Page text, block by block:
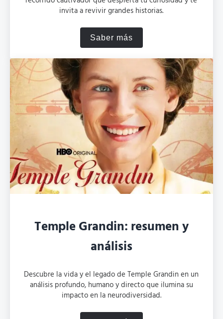
invita a revivir grandes historias.
Saber másLas mejores películas de
Temple Grandin: resumen y
análisis
Descubre la vida y el legado de Temple Grandin en un
análisis profundo, humano y directo que ilumina su
impacto en la neurodiversidad.